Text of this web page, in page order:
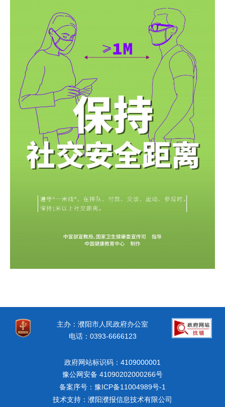
主办：濮阳市人民政府办公室
电话：0393-6666123
政府网站标识码：4109000001
豫公网安备 41090202000266号
备案序号：豫ICP备11004989号-1
技术支持：濮阳濮报信息技术有限公司